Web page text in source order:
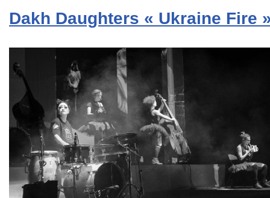
Dakh Daughters « Ukraine Fire